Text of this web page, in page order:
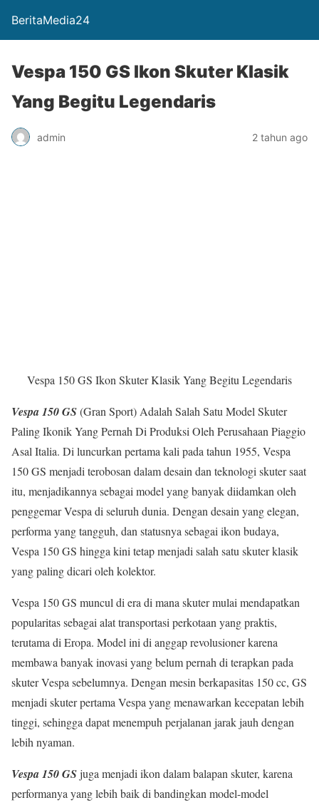
BeritaMedia24
Vespa 150 GS Ikon Skuter Klasik
Yang Begitu Legendaris
admin 2 tahun ago
Vespa 150 GS Ikon Skuter Klasik Yang Begitu Legendaris
Vespa 150 GS(Gran Sport) Adalah Salah Satu Model Skuter
Paling Ikonik Yang Pernah Di Produksi Oleh Perusahaan Piaggio
Asal Italia. Di luncurkan pertama kali pada tahun 1955, Vespa
150 GS menjadi terobosan dalam desain dan teknologi skuter saat
itu, menjadikannya sebagai model yang banyak diidamkan oleh
penggemar Vespa di seluruh dunia. Dengan desain yang elegan,
performa yang tangguh, dan statusnya sebagai ikon budaya,
Vespa 150 GS hingga kini tetap menjadi salah satu skuter klasik
yang paling dicari oleh kolektor.
Vespa 150 GS muncul di era di mana skuter mulai mendapatkan
popularitas sebagai alat transportasi perkotaan yang praktis,
terutama di Eropa. Model ini di anggap revolusioner karena
membawa banyak inovasi yang belum pernah di terapkan pada
skuter Vespa sebelumnya. Dengan mesin berkapasitas 150 cc, GS
menjadi skuter pertama Vespa yang menawarkan kecepatan lebih
tinggi, sehingga dapat menempuh perjalanan jarak jauh dengan
lebih nyaman.
Vespa 150 GSjuga menjadi ikon dalam balapan skuter, karena
performanya yang lebih baik di bandingkan model-model